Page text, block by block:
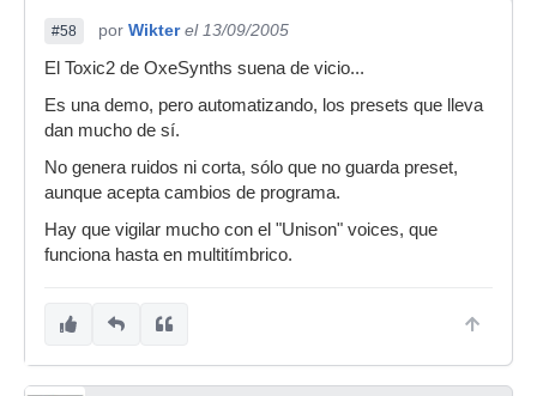
#58 por Wikter el 13/09/2005
El Toxic2 de OxeSynths suena de vicio...
Es una demo, pero automatizando, los presets que lleva
dan mucho de sí.
No genera ruidos ni corta, sólo que no guarda preset,
aunque acepta cambios de programa.
Hay que vigilar mucho con el "Unison" voices, que
funciona hasta en multitímbrico.